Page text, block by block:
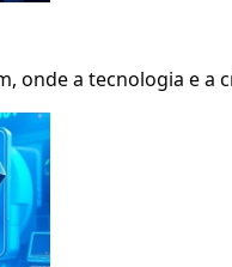
onde a tecnologia e a